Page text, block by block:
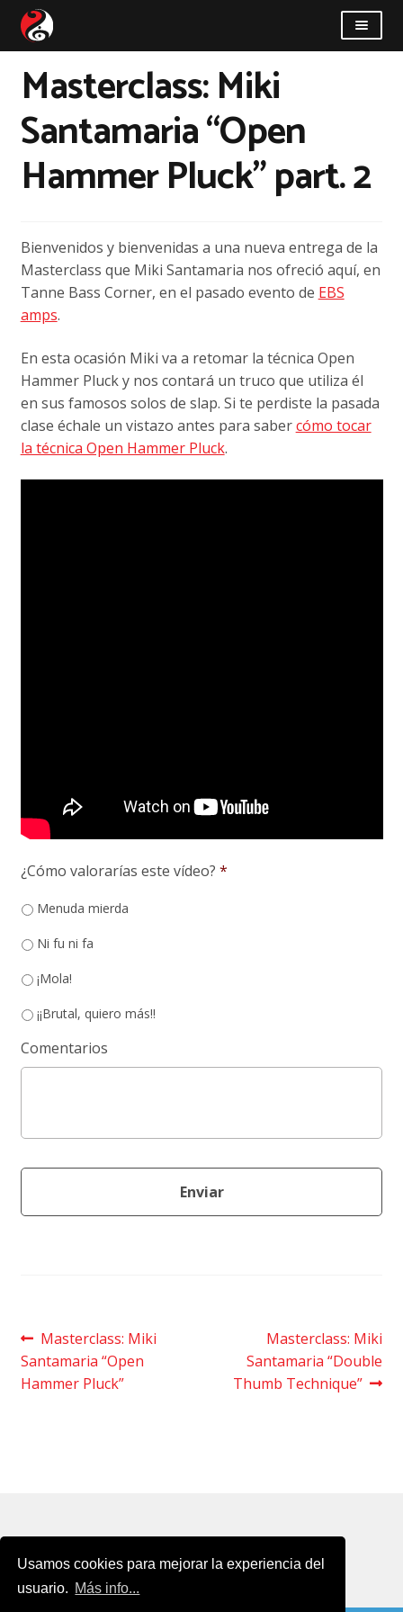
Usamos cookies para mejorar la experiencia del
usuario. Más info...
Saltar
a
la
navegación
Saltar
al
contenido
Taller
Novedades
Quiénes somos
Contacto
Masterclass: Miki
Santamaria “Open
Hammer Pluck” part. 2
Bienvenidos y bienvenidas a una nueva entrega de la
Masterclass que Miki Santamaria nos ofreció aquí, en
Tanne Bass Corner, en el pasado evento de EBS
amps.
En esta ocasión Miki va a retomar la técnica Open
Hammer Pluck y nos contará un truco que utiliza él
en sus famosos solos de slap. Si te perdiste la pasada
clase échale un vistazo antes para sabercómo tocar
la técnica Open Hammer Pluck.
¿Cómo valorarías este vídeo? *
Menuda mierda
Ni fu ni fa
¡Mola!
¡¡Brutal, quiero más!!
Comentarios
Navegación
de
Anterior
entrada:
Masterclass: Miki
Santamaria “Open
Hammer Pluck”
Siguiente
entrada:
Masterclass: Miki
Santamaria “Double
Thumb Technique”